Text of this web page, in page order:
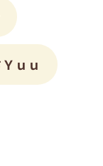
Ｙｕｕ